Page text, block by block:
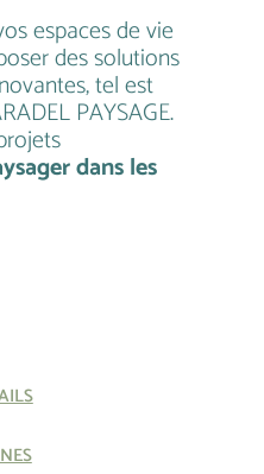
espaces de vie
des solutions
tel est
PAYSAGE.
dans les